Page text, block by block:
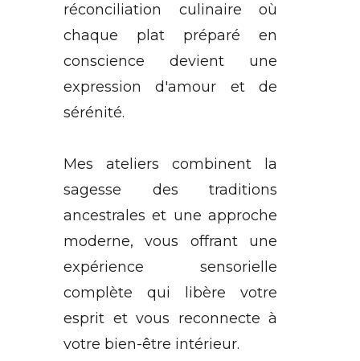
réconciliation culinaire où
chaque plat préparé en
conscience devient une
expression d'amour et de
sérénité.
Mes ateliers combinent la
sagesse des traditions
ancestrales et une approche
moderne, vous offrant une
expérience sensorielle
complète qui libère votre
esprit et vous reconnecte à
votre bien-être intérieur.